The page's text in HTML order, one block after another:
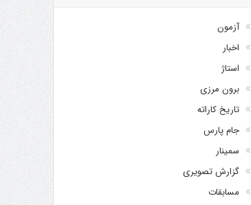
آزمون
اخبار
استاژ
برون مرزی
تاریخ کاراته
جام پارس
سمینار
گزارش تصویری
مسابقات